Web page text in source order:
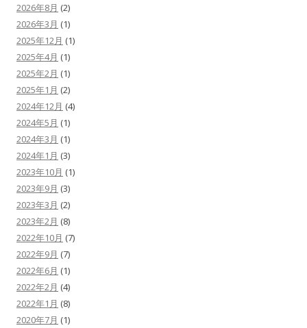
2026年8月 (2)
2026年3月 (1)
2025年12月 (1)
2025年4月 (1)
2025年2月 (1)
2025年1月 (2)
2024年12月 (4)
2024年5月 (1)
2024年3月 (1)
2024年1月 (3)
2023年10月 (1)
2023年9月 (3)
2023年3月 (2)
2023年2月 (8)
2022年10月 (7)
2022年9月 (7)
2022年6月 (1)
2022年2月 (4)
2022年1月 (8)
2020年7月 (1)